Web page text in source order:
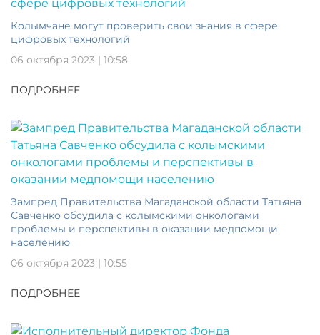
Колымчане могут проверить свои знания в сфере
цифровых технологий
06 октября 2023 | 10:58
ПОДРОБНЕЕ
Зампред Правительства Магаданской области Татьяна
Савченко обсудила с колымскими онкологами
проблемы и перспективы в оказании медпомощи
населению
06 октября 2023 | 10:55
ПОДРОБНЕЕ